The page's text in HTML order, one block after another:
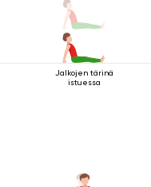
Jalkojen tärinä
istuessa